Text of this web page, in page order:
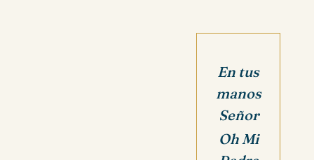
En tus
manos
Señor
Oh Mi